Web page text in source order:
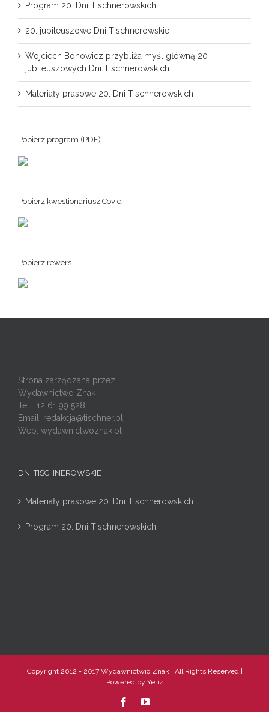
Program 20. Dni Tischnerowskich
20. jubileuszowe Dni Tischnerowskie
Wojciech Bonowicz przybliża myśl główną 20
jubileuszowych Dni Tischnerowskich
Materiały prasowe 20. Dni Tischnerowskich
Pobierz program (PDF)
Pobierz kwestionariusz Covid
Pobierz rewers
Strona zarządzana przez
Wydawnictwo Znak
Tel: +12 61 99 528
Email: redakcja@tischner.pl
Web: wydawnictwoznak.pl
DNI TISCHNEROWSKIE
Materiały prasowe 20. Dni Tischnerowskich
Program 20. Dni Tischnerowskich
Copyright 2012 - 2017 Wydawnictwio Znak | All Rights Reserved |
Powered by Yetiz
FacebookYouTube